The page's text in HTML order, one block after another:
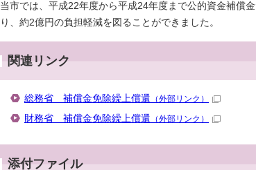
当市では、平成22年度から平成24年度まで公的資金補償
り、約2億円の負担軽減を図ることができました。
関連リンク
総務省 補償金免除繰上償還 （外部リンク）
財務省 補償金免除繰上償還 （外部リンク）
添付ファイル